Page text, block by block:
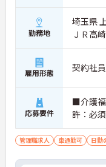
勤務地
埼玉県
ＪＲ高
雇用形態 契約社
応募要件
■介護
許：必
管理職求人 車通勤可 日勤